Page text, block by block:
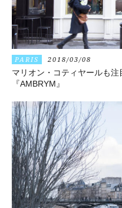
PARIS 2018/03/08
マリオン・コティヤールも
『AMBRYM』